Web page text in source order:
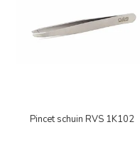
Pincet schuin RVS 1K102